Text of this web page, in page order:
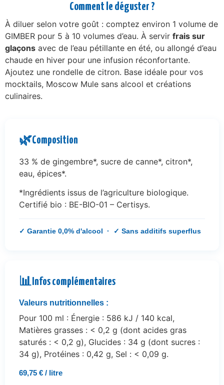
Comment le déguster ?
À diluer selon votre goût : comptez environ 1 volume de
GIMBER pour 5 à 10 volumes d’eau. À servir frais sur
glaçons avec de l’eau pétillante en été, ou allongé d’eau
chaude en hiver pour une infusion réconfortante.
Ajoutez une rondelle de citron. Base idéale pour vos
mocktails, Moscow Mule sans alcool et créations
culinaires.
🌿Composition
33 % de gingembre*, sucre de canne*, citron*,
eau, épices*.
*Ingrédients issus de l’agriculture biologique.
Certifié bio : BE-BIO-01 – Certisys.
✓ Garantie 0,0% d'alcool · ✓ Sans additifs superflus
📊 Infos complémentaires
Valeurs nutritionnelles :
Pour 100 ml : Énergie : 586 kJ / 140 kcal,
Matières grasses : < 0,2 g (dont acides gras
saturés : < 0,2 g), Glucides : 34 g (dont sucres :
34 g), Protéines : 0,42 g, Sel : < 0,09 g.
69,75 € / litre